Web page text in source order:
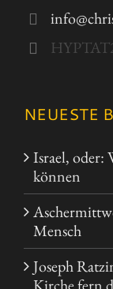
NEUESTE
Israel, oder:
können
Mensch
Joseph